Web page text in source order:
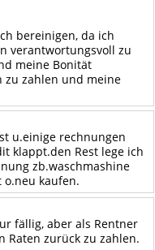
bereinigen, da ich
verantwortungsvoll zu
meine Bonität
zu zahlen und meine
u.einige rechnungen
klappt.den Rest lege ich
zb.waschmashine
kaufen.
fällig, aber als Rentner
Raten zurück zu zahlen.